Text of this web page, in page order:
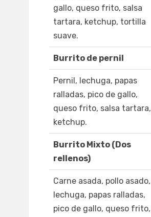
gallo, queso frito, salsa
tartara, ketchup, tortilla
suave.
Burrito de pernil
Pernil, lechuga, papas
ralladas, pico de gallo,
queso frito, salsa tartara,
ketchup.
Burrito Mixto (Dos
rellenos)
Carne asada, pollo asado,
lechuga, papas ralladas,
pico de gallo, queso frito,